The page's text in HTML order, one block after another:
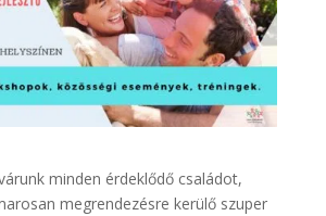
minden érdeklődő családot,
megrendezésre kerülő szuper